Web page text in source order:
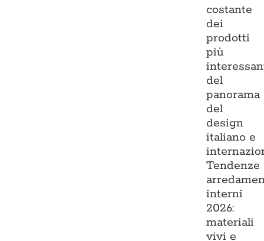
costante
dei
prodotti
più
del
panorama
del
design
italiano e
Tendenze
interni
2026:
materiali
vivi e